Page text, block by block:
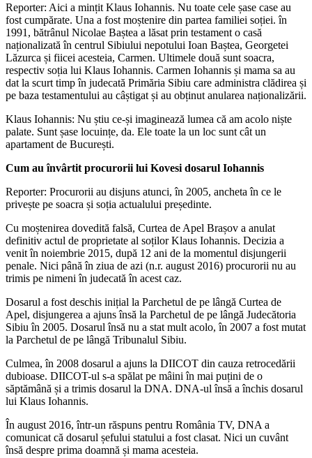
Reporter: Aici a mințit Klaus Iohannis. Nu toate cele șase case au
fost cumpărate. Una a fost moștenire din partea familiei soției. în
1991, bătrânul Nicolae Baștea a lăsat prin testament o casă
naționalizată în centrul Sibiului nepotului Ioan Baștea, Georgetei
Lăzurca și fiicei acesteia, Carmen. Ultimele două sunt soacra,
respectiv soția lui Klaus Iohannis. Carmen Iohannis și mama sa au
dat la scurt timp în judecată Primăria Sibiu care administra clădirea și
pe baza testamentului au câștigat și au obținut anularea naționalizării.
Klaus Iohannis: Nu știu ce-și imaginează lumea că am acolo niște
palate. Sunt șase locuințe, da. Ele toate la un loc sunt cât un
apartament de București.
Cum au învârtit procurorii lui Kovesi dosarul Iohannis
Reporter: Procurorii au disjuns atunci, în 2005, ancheta în ce le
privește pe soacra și soția actualului președinte.
Cu moștenirea dovedită falsă, Curtea de Apel Brașov a anulat
definitiv actul de proprietate al soților Klaus Iohannis. Decizia a
venit în noiembrie 2015, după 12 ani de la momentul disjungerii
penale. Nici până în ziua de azi (n.r. august 2016) procurorii nu au
trimis pe nimeni în judecată în acest caz.
Dosarul a fost deschis inițial la Parchetul de pe lângă Curtea de
Apel, disjungerea a ajuns însă la Parchetul de pe lângă Judecătoria
Sibiu în 2005. Dosarul însă nu a stat mult acolo, în 2007 a fost mutat
la Parchetul de pe lângă Tribunalul Sibiu.
Culmea, în 2008 dosarul a ajuns la DIICOT din cauza retrocedării
dubioase. DIICOT-ul s-a spălat pe mâini în mai puțini de o
săptămână și a trimis dosarul la DNA. DNA-ul însă a închis dosarul
lui Klaus Iohannis.
În august 2016, într-un răspuns pentru România TV, DNA a
comunicat că dosarul șefului statului a fost clasat. Nici un cuvânt
însă despre prima doamnă și mama acesteia.